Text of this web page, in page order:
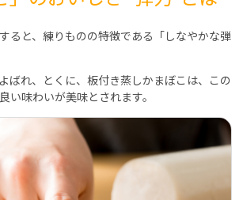
ると、練りものの特徴である「しなやかな弾
ばれ、とくに、板付き蒸しかまぼこは、この
い味わいが美味とされます。